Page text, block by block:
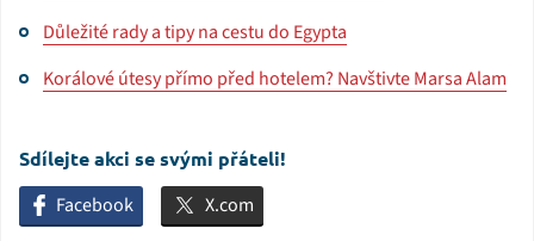
Důležité rady a tipy na cestu do Egypta
Korálové útesy přímo před hotelem? Navštivte Marsa Alam
Sdílejte akci se svými přáteli!
Facebook X.com